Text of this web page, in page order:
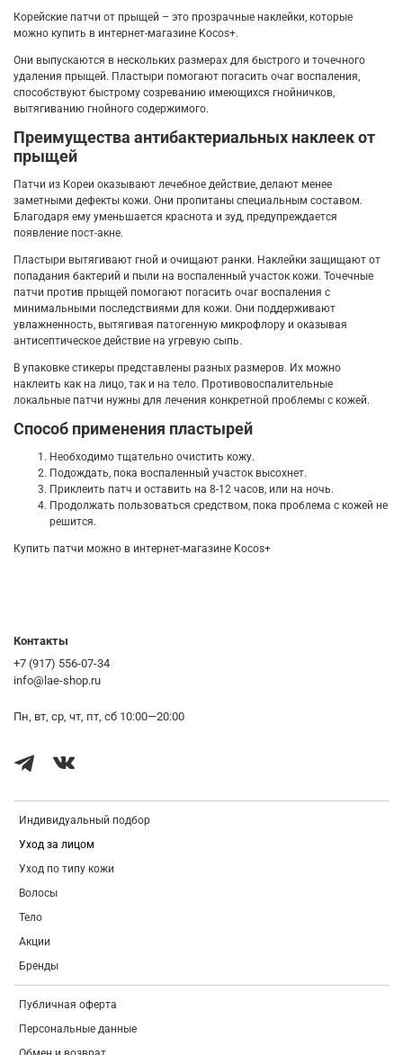
Корейские патчи от прыщей – это прозрачные наклейки, которые
можно купить в интернет-магазине Kocos+.
Они выпускаются в нескольких размерах для быстрого и точечного
удаления прыщей. Пластыри помогают погасить очаг воспаления,
способствуют быстрому созреванию имеющихся гнойничков,
вытягиванию гнойного содержимого.
Преимущества антибактериальных наклеек от
прыщей
Патчи из Кореи оказывают лечебное действие, делают менее
заметными дефекты кожи. Они пропитаны специальным составом.
Благодаря ему уменьшается краснота и зуд, предупреждается
появление пост-акне.
Пластыри вытягивают гной и очищают ранки. Наклейки защищают от
попадания бактерий и пыли на воспаленный участок кожи. Точечные
патчи против прыщей помогают погасить очаг воспаления с
минимальными последствиями для кожи. Они поддерживают
увлажненность, вытягивая патогенную микрофлору и оказывая
антисептическое действие на угревую сыпь.
В упаковке стикеры представлены разных размеров. Их можно
наклеить как на лицо, так и на тело. Противовоспалительные
локальные патчи нужны для лечения конкретной проблемы с кожей.
Способ применения пластырей
Необходимо тщательно очистить кожу.
Подождать, пока воспаленный участок высохнет.
Приклеить патч и оставить на 8-12 часов, или на ночь.
Продолжать пользоваться средством, пока проблема с кожей не
решится.
Купить патчи можно в интернет-магазине Kocos+
Индивидуальный подбор
Уход за лицом
Уход по типу кожи
Волосы
Тело
Акции
Бренды
Публичная оферта
Персональные данные
Контакты
+7 (917) 556-07-34
info@lae-shop.ru
Пн, вт, ср, чт, пт, сб 10:00—20:00